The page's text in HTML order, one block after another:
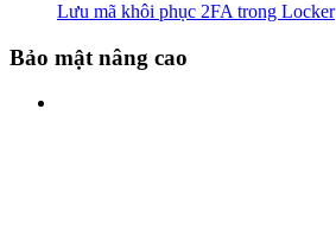
Lưu mã khôi phục 2FA trong Locker
Bảo mật nâng cao